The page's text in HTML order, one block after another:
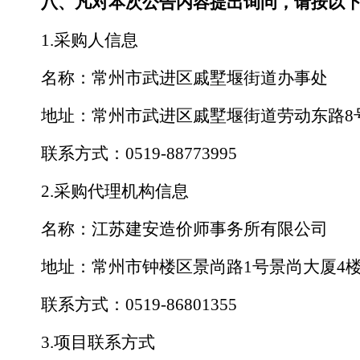
1.采购人信息
名称： 常州市武进区戚墅堰街道办事处
地址： 常州市武进区戚墅堰街道劳动东路8
联系方式： 0519-88773995
2.采购代理机构信息
名称： 江苏建安造价师事务所有限公司
地址： 常州市钟楼区景尚路1号景尚大厦4
联系方式： 0519-86801355
3.项目联系方式